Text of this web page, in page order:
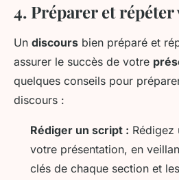
4. Préparer et
Un discours bien préparé et
assurer le succès de votre
quelques conseils pour
discours :
Rédiger un script : Rédigez
votre présentation, en
clés de chaque section et